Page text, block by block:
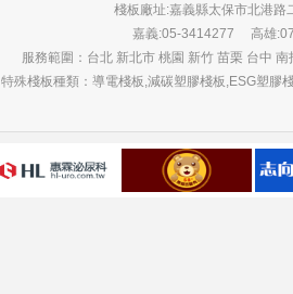
棧板廠址:嘉義縣太保市北港
嘉義:05-3414277 高雄
服務範圍：台北 新北市 桃園 新竹 苗栗 台中
特殊棧板種類：導電棧板,減碳塑膠棧板,ESG塑膠